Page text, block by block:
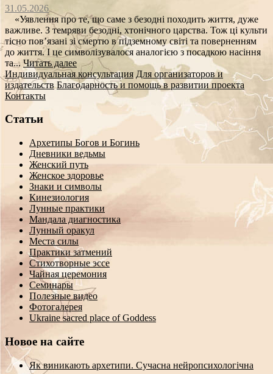
31.05.2026
«Уявлення про те, що саме з безодні походить життя, дуже
важливе. З темряви безодні, хтонічного царства. Тож ці культи
тісно пов’язані зі смертю в підземному світі та поверненням
до життя. І це символізувалося аналогією з посадкою насіння
та... Читать далее
Индивидуальная консультация Для организаторов и
издательств Благодарность и помощь в развитии проекта
Контакты
Статьи
Архетипы Богов и Богинь
Дневники ведьмы
Женский путь
Женское здоровье
Знаки и символы
Кинезиология
Лунные практики
Мандала диагностика
Лунный оракул
Места силы
Практики затмений
Стихотворные эссе
Чайная церемония
Семинары
Полезные видео
Фотогалерея
Ukraine sacred place of Goddess
Новое на сайте
Як виникають архетипи. Сучасна нейропсихологічна